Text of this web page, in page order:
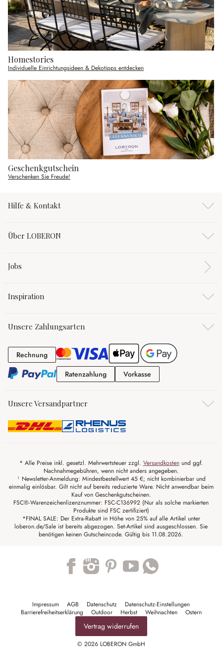
Homestories
Individuelle Einrichtungsideen & Dekotipps entdecken
Geschenkgutschein
Verschenken Sie Freude!
Hilfe & Kontakt
Über LOBERON
Jobs
Inspiration
Unsere Zahlungsarten
RechnungRechnung
RatenzahlungRatenzahlung
Vorkasse
Unsere Versandpartner
* Alle Preise inkl. gesetzl. Mehrwertsteuer zzgl. Versandkostenund ggf.
Nachnahmegebühren, wenn nicht anders angegeben.
¹ Newsletter-Anmeldung: Mindestbestellwert 45 €; nicht kombinierbar und
einmalig einlösbar. Gilt nicht auf bereits reduzierte Ware. Nicht anwendbar beim
Kauf von Geschenkgutscheinen.
FSC®-Warenzeichenlizenznummer: FSC-C136992 (Nur als solche markierten
Produkte sind FSC zertifiziert)
*FINAL SALE: Der Extra-Rabatt in Höhe von 25% auf alle Artikel unter
loberon.de/Sale ist bereits abgezogen. Set-Artikel sind ausgeschlossen. Sie
benötigen keinen Gutscheincode. Gültig bis 11.08.2026.
Impressum AGB Datenschutz
Datenschutz-Einstellungen
Barrierefreiheitserklärung
Outdoor Herbst Weihnachten Ostern
Vertrag widerrufen
© 2026 LOBERON GmbH